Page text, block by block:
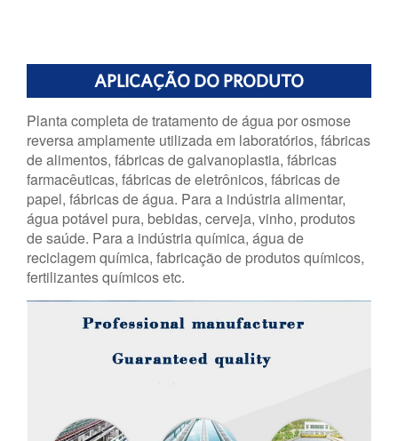
APLICAÇÃO DO PRODUTO
Planta completa de tratamento de água por osmose
reversa amplamente utilizada em laboratórios, fábricas
de alimentos, fábricas de galvanoplastia, fábricas
farmacêuticas, fábricas de eletrônicos, fábricas de
papel, fábricas de água. Para a indústria alimentar,
água potável pura, bebidas, cerveja, vinho, produtos
de saúde. Para a indústria química, água de
reciclagem química, fabricação de produtos químicos,
fertilizantes químicos etc.